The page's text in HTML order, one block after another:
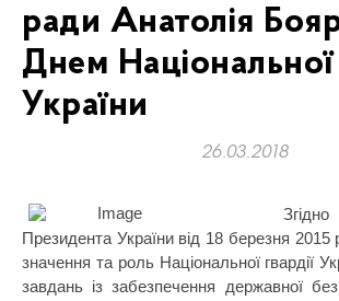
ради Анатолія
Днем Національної
України
26.03.2018
Президента України від 18 березня 2015
значення та роль Національної гвардії
завдань із забезпечення державної